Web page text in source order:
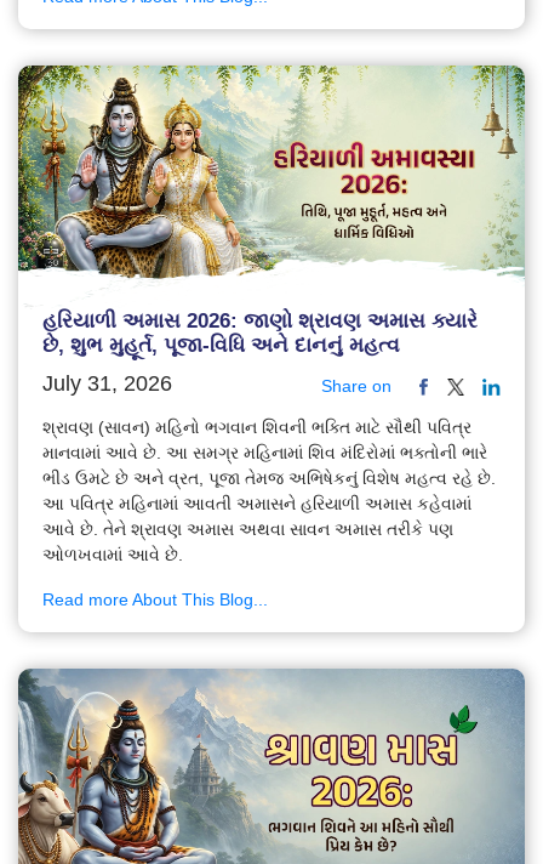
હરિયાળી અમાસ 2026: જાણો શ્રાવણ અમાસ ક્યારે
છે, શુભ મુહૂર્ત, પૂજા-વિધિ અને દાનનું મહત્વ
July 31, 2026 Share on
શ્રાવણ (સાવન) મહિનો ભગવાન શિવની ભક્તિ માટે સૌથી પવિત્ર
માનવામાં આવે છે. આ સમગ્ર મહિનામાં શિવ મંદિરોમાં ભક્તોની ભારે
ભીડ ઉમટે છે અને વ્રત, પૂજા તેમજ અભિષેકનું વિશેષ મહત્વ રહે છે.
આ પવિત્ર મહિનામાં આવતી અમાસને હરિયાળી અમાસ કહેવામાં
આવે છે. તેને શ્રાવણ અમાસ અથવા સાવન અમાસ તરીકે પણ
ઓળખવામાં આવે છે.
Read more About This Blog...